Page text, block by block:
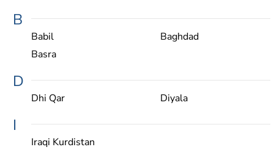
B
Babil
Baghdad
Basra
D
Dhi Qar Diyala
I
Iraqi Kurdistan